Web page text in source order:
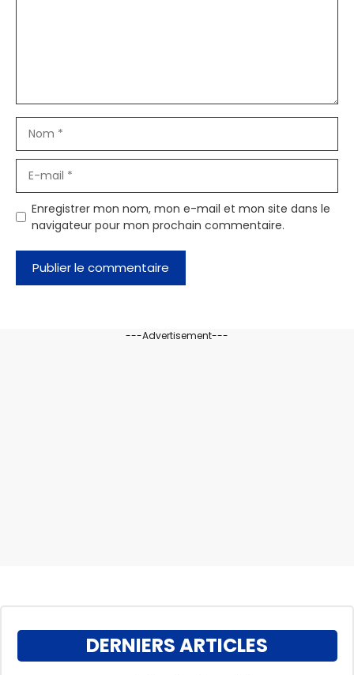
mail
Enregistrer mon nom, mon e-mail et mon site dans le
navigateur pour mon prochain commentaire.
---Advertisement---
DERNIERS ARTICLES